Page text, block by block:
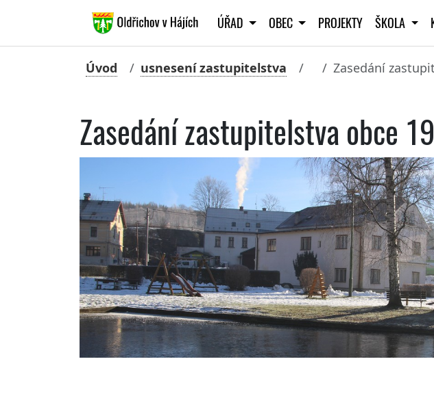
ÚŘAD OBEC PROJEKTY ŠKOLA
Úvod usnesení zastupitelstva Zasedání
Zasedání zastupitelstva obce